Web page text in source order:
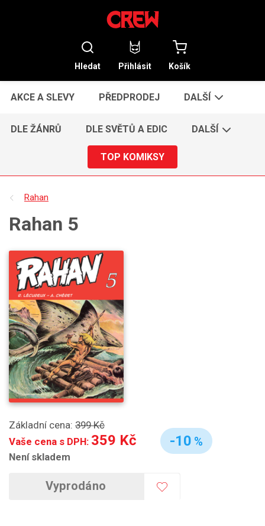
Hledat Přihlásit Košík
AKCE A SLEVY PŘEDPRODEJ DALŠÍ
DLE ŽÁNRŮ DLE SVĚTŮ A EDIC DALŠÍ
TOP KOMIKSY
Rahan
Rahan 5
Základní cena: 399 Kč
Vaše cena s DPH: 359 Kč
Není skladem
-10 %
Vyprodáno